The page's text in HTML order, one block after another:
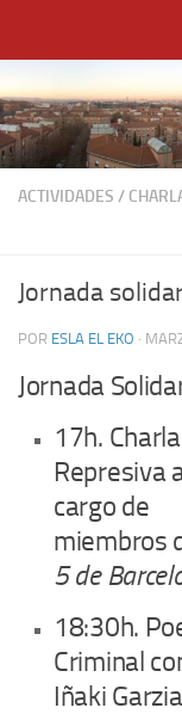
ACTIVIDADES /
Jornada
POR ESLA EL EKO ·
Jornada
17h.
Represiva
cargo de
miembros
5 de
18:30h.
Criminal
Iñaki